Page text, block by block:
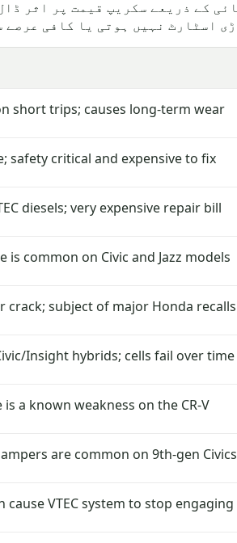
short trips; causes long-term wear.
safety critical and expensive to fix.
diesels; very expensive repair bill.
common on Civic and Jazz models.
crack; subject of major Honda recalls.
Insight hybrids; cells fail over time.
a known weakness on the CR-V.
are common on 9th-gen Civics.
cause VTEC system to stop engaging.